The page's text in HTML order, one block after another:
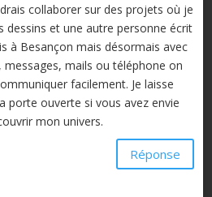
collaborer sur des projets où je
dessins et une autre personne écrit
à Besançon mais désormais avec
messages, mails ou téléphone on
facilement. Je laisse
porte ouverte si vous avez envie
mon univers.
Réponse